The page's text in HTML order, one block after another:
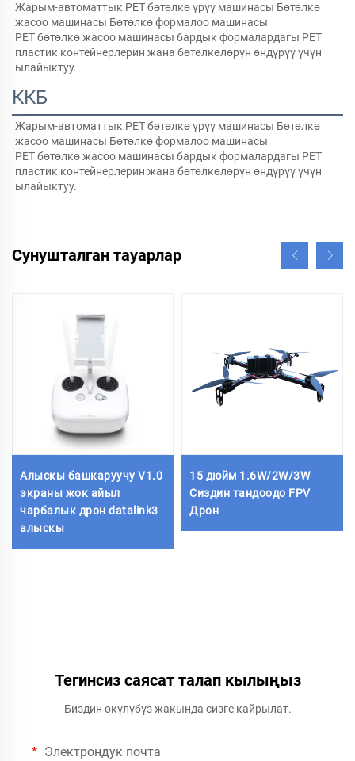
Жарым-автоматтык PET бөтөлкө үрүү машинасы Бөтөлкө
жасоо машинасы Бөтөлкө формалоо машинасы
PET бөтөлкө жасоо машинасы бардык формалардагы PET
пластик контейнерлерин жана бөтөлкөлөрүн өндүрүү үчүн
ылайыктуу.
ККБ
Жарым-автоматтык PET бөтөлкө үрүү машинасы Бөтөлкө
жасоо машинасы Бөтөлкө формалоо машинасы
PET бөтөлкө жасоо машинасы бардык формалардагы PET
пластик контейнерлерин жана бөтөлкөлөрүн өндүрүү үчүн
ылайыктуу.
Сунушталган тауарлар
Алыскы башкаруучу V1.0
экраны жок айыл
чарбалык дрон datalink3
алыскы
15 дюйм 1.6W/2W/3W
Сиздин тандоодо FPV
Дрон
Тегинсиз саясат талап кылыңыз
Биздин өкүлүбүз жакында сизге кайрылат.
Электрондук почта